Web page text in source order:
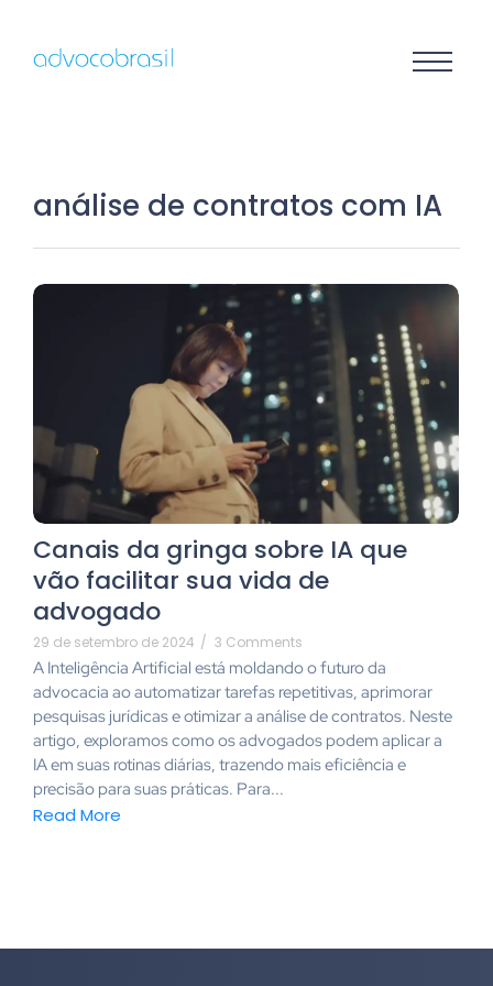
análise de contratos com IA
Canais da gringa sobre IA que
vão facilitar sua vida de
advogado
29 de setembro de 2024 / 3 Comments
A Inteligência Artificial está moldando o futuro da
advocacia ao automatizar tarefas repetitivas, aprimorar
pesquisas jurídicas e otimizar a análise de contratos. Neste
artigo, exploramos como os advogados podem aplicar a
IA em suas rotinas diárias, trazendo mais eficiência e
precisão para suas práticas. Para...
Read More